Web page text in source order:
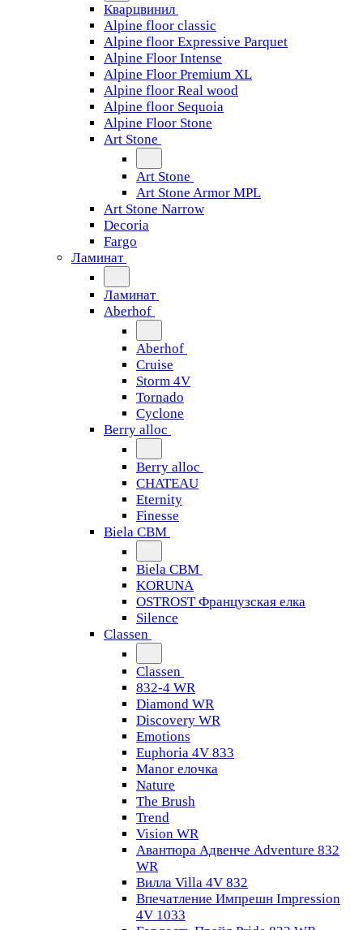
Кварцвинил
Alpine floor classic
Alpine floor Expressive Parquet
Alpine Floor Intense
Alpine Floor Premium XL
Alpine floor Real wood
Alpine floor Sequoia
Alpine Floor Stone
Art Stone
Art Stone
Art Stone Armor MPL
Art Stone Narrow
Decoria
Fargo
Ламинат
Ламинат
Aberhof
Aberhof
Cruise
Storm 4V
Tornado
Сyclone
Berry alloc
Berry alloc
CHATEAU
Eternity
Finesse
Biela CBM
Biela CBM
KORUNA
OSTROST Французская елка
Silence
Classen
Classen
832-4 WR
Diamond WR
Discovery WR
Emotions
Euphoria 4V 833
Manor елочка
Nature
The Brush
Trend
Vision WR
Авантюра Адвенче Adventure 832
WR
Вилла Villa 4V 832
Впечатление Импрешн Impression
4V 1033